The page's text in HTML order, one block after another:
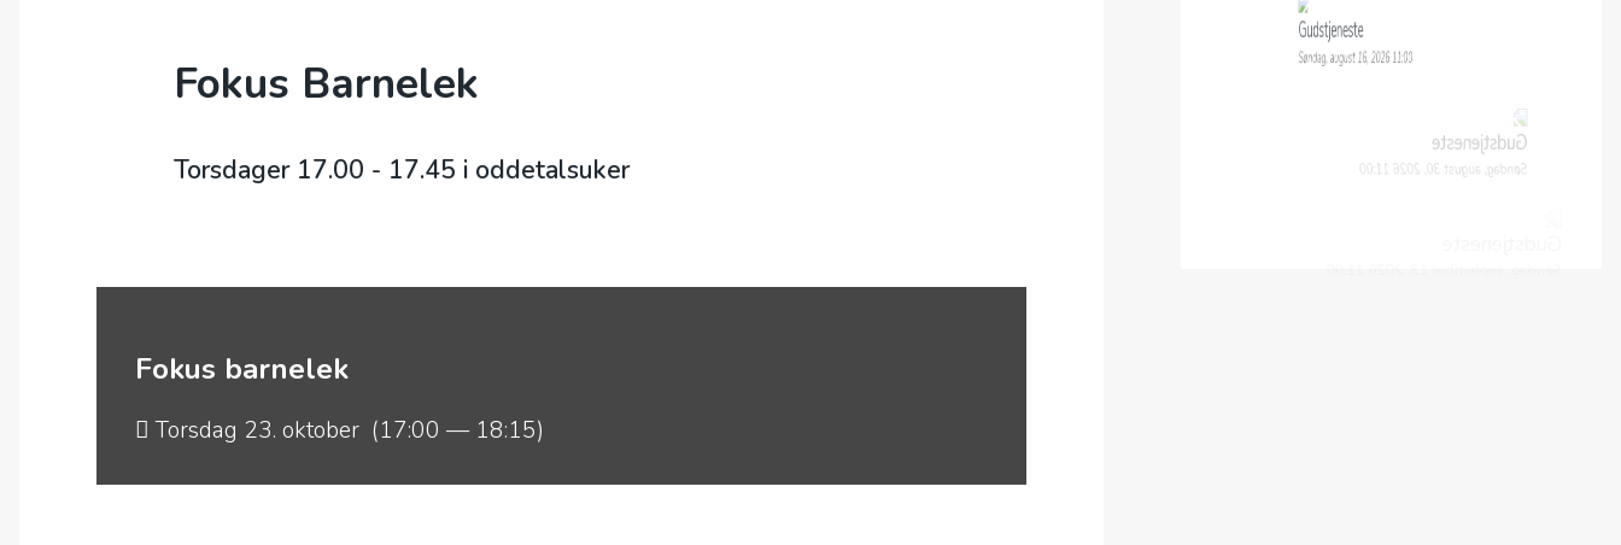
Fokus Barnelek
Torsdager 17.00 - 17.45 i oddetalsuker
Fokus barnelek
Torsdag 23. oktober (17:00 — 18:15)
Gudstjeneste
Søndag, august 16, 2026 11:00
Søndag, august 30, 2026 11:00